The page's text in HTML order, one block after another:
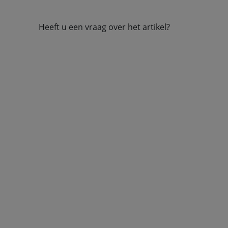
Heeft u een vraag over het artikel?